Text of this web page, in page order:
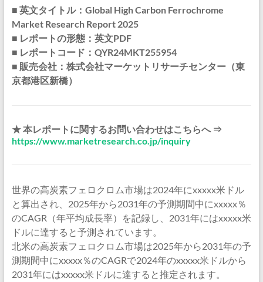
■ 英文タイトル：Global High Carbon Ferrochrome
Market Research Report 2025
■ レポートの形態：英文PDF
■ レポートコード：QYR24MKT255954
■ 販売会社：株式会社マーケットリサーチセンター（東
京都港区新橋）
★ 本レポートに関するお問い合わせはこちらへ ⇒
https://www.marketresearch.co.jp/inquiry
世界の高炭素フェロクロム市場は2024年にxxxxx米ドル
と算出され、2025年から2031年の予測期間中にxxxxx％
のCAGR（年平均成長率）を記録し、2031年にはxxxxx米
ドルに達すると予測されています。
北米の高炭素フェロクロム市場は2025年から2031年の予
測期間中にxxxxx％のCAGRで2024年のxxxxx米ドルから
2031年にはxxxxx米ドルに達すると推定されます。